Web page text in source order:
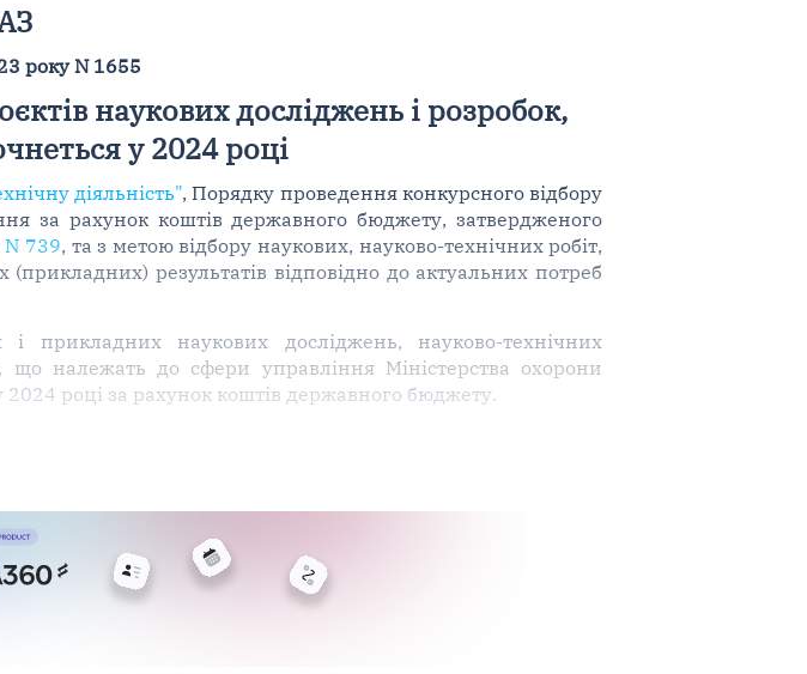
року N 1655
наукових досліджень і розробок,
у 2024 році
діяльність", Порядку проведення конкурсного відбору
за рахунок коштів державного бюджету, затвердженого
N 739, та з метою відбору наукових, науково-технічних робіт,
результатів відповідно до актуальних потреб
прикладних наукових досліджень, науково-технічних
що належать до сфери управління Міністерства охорони
році за рахунок коштів державного бюджету.